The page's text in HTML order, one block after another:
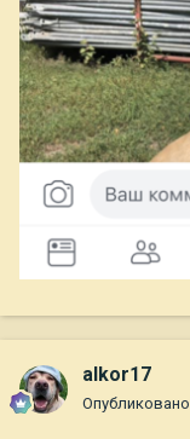
alkor17
Опубликовано